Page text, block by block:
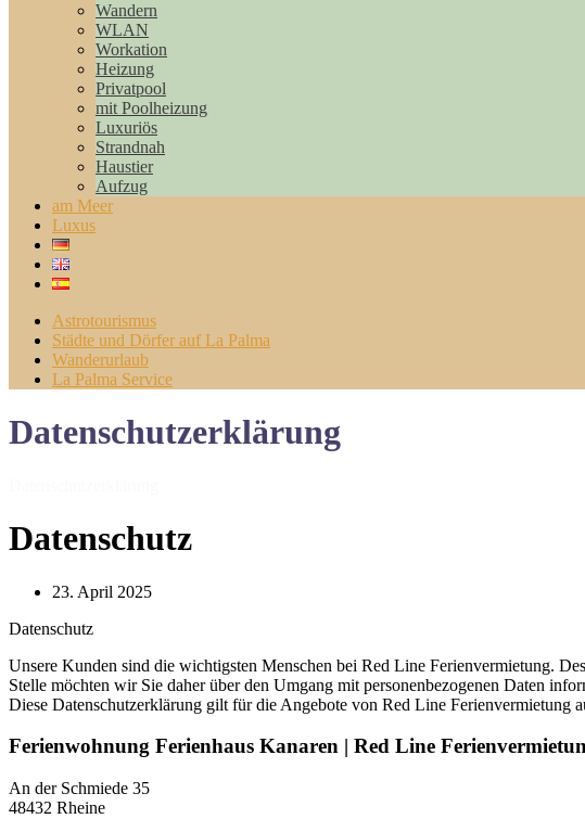
Wandern
WLAN
Workation
Heizung
Privatpool
mit Poolheizung
Luxuriös
Strandnah
Haustier
Aufzug
am Meer
Luxus
Astrotourismus
Städte und Dörfer auf La Palma
Wanderurlaub
La Palma Service
Datenschutzerklärung
Datenschutz
23. April 2025
Datenschutz
Unsere Kunden sind die wichtigsten Menschen bei Red Line Ferienvermietung.
Stelle möchten wir Sie daher über den Umgang mit personenbezogenen Daten
Diese Datenschutzerklärung gilt für die Angebote von Red Line Ferienvermietung
Ferienwohnung Ferienhaus Kanaren | Red Line
An der Schmiede 35
48432 Rheine